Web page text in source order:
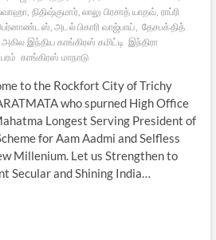
நிதிஷ்குமார், லாலு பிரசாத் யாதவ், ராப்ரி
அடல் பிகாரி வாஜ்பாய், தேசபக்தித்
அகில இந்திய காங்கிரஸ் கமிட்டி இந்திரா
காங்கிரஸ் மாநாடு
to the Rockfort City of Trichy
who spurned High Office
Longest Serving President of
for Aam Aadmi and Selfless
Millenium. Let us Strengthen to
Secular and Shining India…